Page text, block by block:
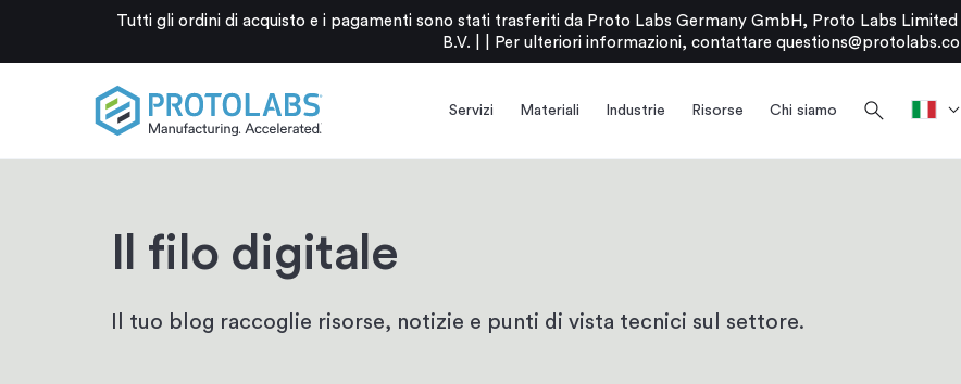
Tutti gli ordini di acquisto e i pagamenti sono stati trasferiti da Proto Labs Germany GmbH, Proto Labs Limited
B.V. |
Per ulteriori informazioni, contattare
Servizi Materiali Industrie Risorse Chi siamo search
Il filo digitale
Il tuo blog raccoglie risorse, notizie e punti di vista tecnici sul settore.